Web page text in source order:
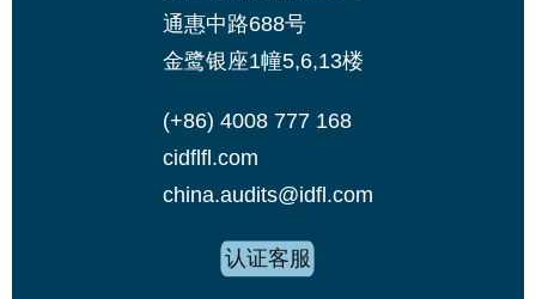
通惠中路688号
金鹭银座1幢5,6,13楼
(+86) 4008 777 168
cidflfl.com
china.audits@idfl.com
认证客服